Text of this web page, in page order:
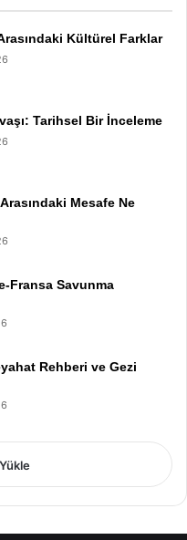
Kültürel Farklar
Tarihsel Bir İnceleme
Mesafe Ne
Fransa Savunma
Rehberi ve Gezi